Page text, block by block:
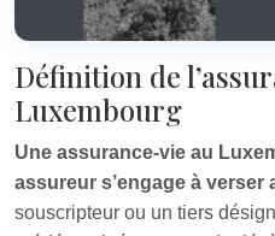
Définition de
Luxembourg
Une assurance-vie au
assureur s’engage à verser
souscripteur ou un tiers